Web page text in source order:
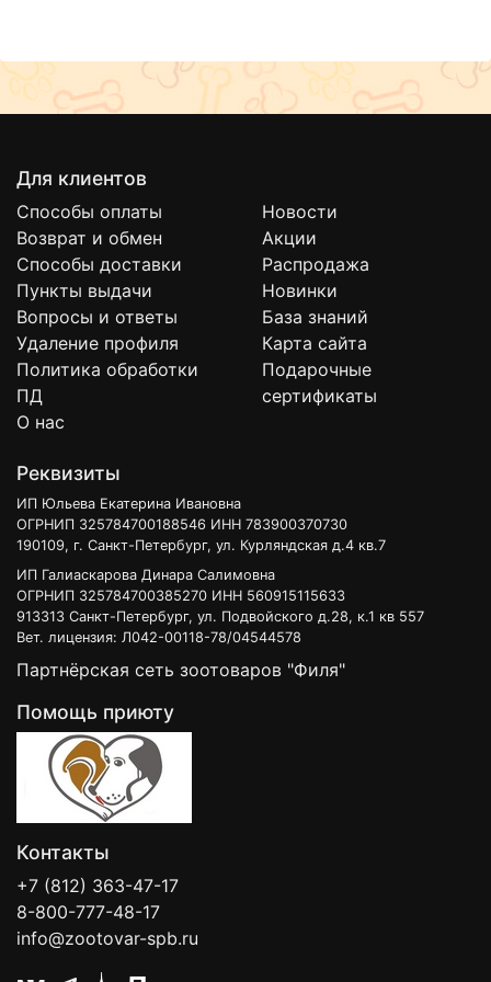
Для клиентов
Способы оплаты
Возврат и обмен
Способы доставки
Пункты выдачи
Вопросы и ответы
Удаление профиля
Политика обработки
ПД
О нас
Новости
Акции
Распродажа
Новинки
База знаний
Карта сайта
Подарочные
сертификаты
Реквизиты
ИП Юльева Екатерина Ивановна
ОГРНИП 325784700188546 ИНН 783900370730
190109, г. Санкт-Петербург, ул. Курляндская д.4 кв.7
ИП Галиаскарова Динара Салимовна
ОГРНИП 325784700385270 ИНН 560915115633
913313 Санкт-Петербург, ул. Подвойского д.28, к.1 кв 557
Вет. лицензия: Л042-00118-78/04544578
Партнёрская сеть зоотоваров "Филя"
Помощь приюту
Контакты
+7 (812) 363-47-17
8-800-777-48-17
info@zootovar-spb.ru